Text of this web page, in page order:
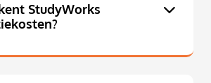
StudyWorks